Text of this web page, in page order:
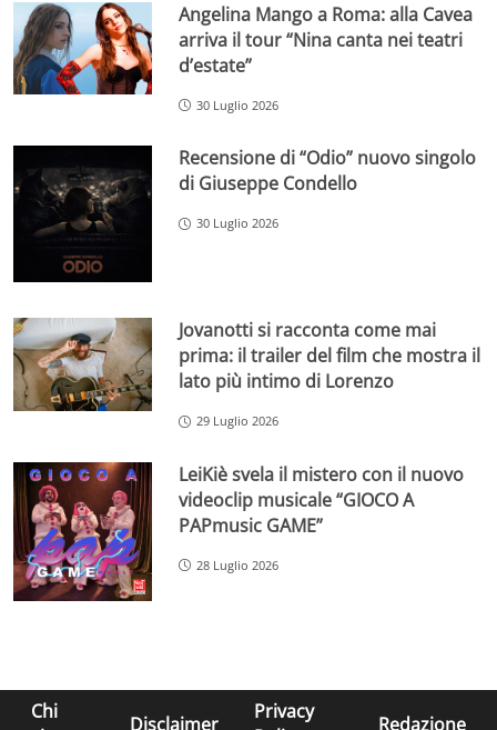
Angelina Mango a Roma: alla Cavea
arriva il tour “Nina canta nei teatri
d’estate”
30 Luglio 2026
Recensione di “Odio” nuovo singolo
di Giuseppe Condello
30 Luglio 2026
Jovanotti si racconta come mai
prima: il trailer del film che mostra il
lato più intimo di Lorenzo
29 Luglio 2026
LeiKiè svela il mistero con il nuovo
videoclip musicale “GIOCO A
PAPmusic GAME”
28 Luglio 2026
Chi
Disclaimer
Privacy
Redazione